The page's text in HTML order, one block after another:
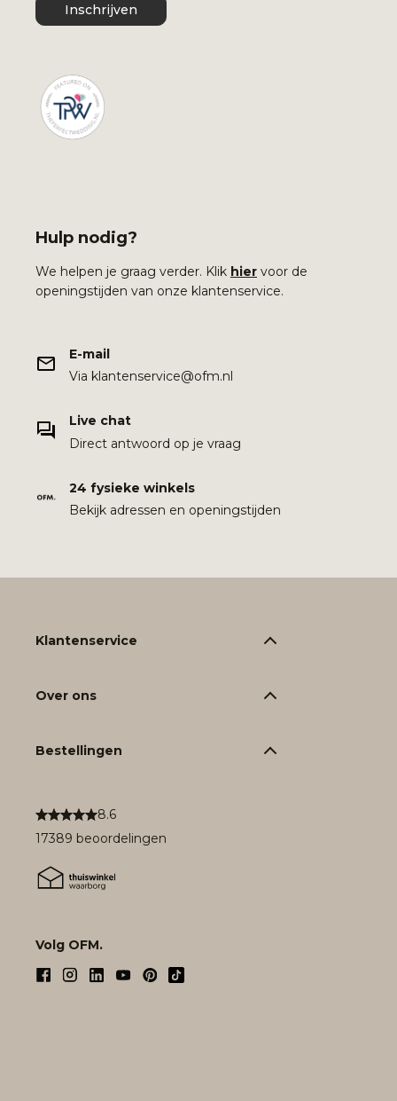
Inschrijven
Hulp nodig?
We helpen je graag verder. Klik hier voor de
openingstijden van onze klantenservice.
E-mail
Via klantenservice@ofm.nl
Live chat
Direct antwoord op je vraag
24 fysieke winkels
Bekijk adressen en openingstijden
8.6
17389 beoordelingen
Volg OFM.
Klantenservice
Over ons
Bestellingen